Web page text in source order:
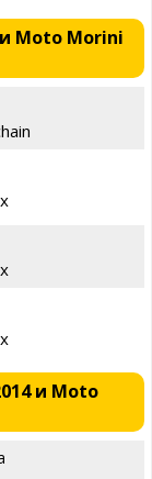
Moto Morini
и Moto